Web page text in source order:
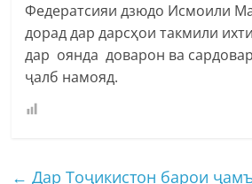
Федератсияи дзюдо Исмоили
дорад дар дарсҳои такмили
дар оянда доварон ва
ҷалб намояд.
← Дар Тоҷикистон барои